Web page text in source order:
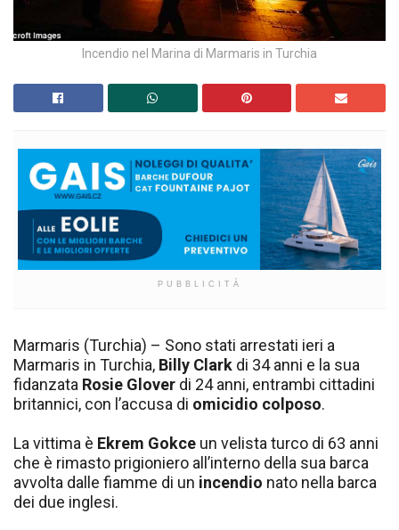
Incendio nel Marina di Marmaris in Turchia
PUBBLICITÀ
Marmaris (Turchia) – Sono stati arrestati ieri a
Marmaris in Turchia, Billy Clark di 34 anni e la sua
fidanzata Rosie Glover di 24 anni, entrambi cittadini
britannici, con l’accusa di omicidio colposo.
La vittima è Ekrem Gokce un velista turco di 63 anni
che è rimasto prigioniero all’interno della sua barca
avvolta dalle fiamme di un incendio nato nella barca
dei due inglesi.